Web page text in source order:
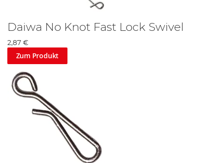
Daiwa No Knot Fast Lock Swivel
2,87 €
Zum Produkt